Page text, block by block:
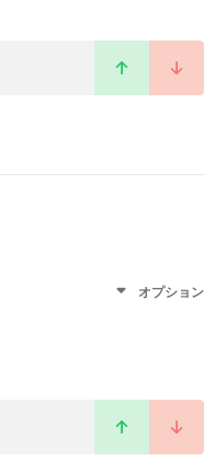
オプション